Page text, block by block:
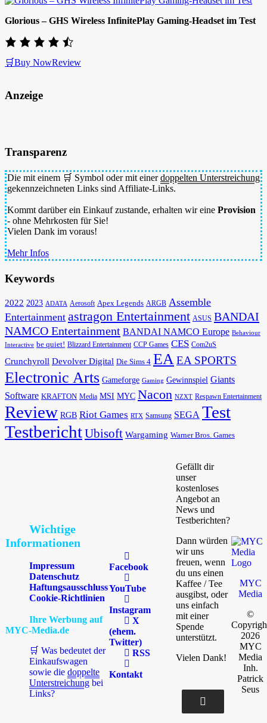
Glorious – GHS Wireless InfinitePlay Gaming-Headset im Test
🛒Buy NowReview
Anzeige
Transparenz
Die mit einem 🛒 Symbol oder mit einerdoppelten Unterstreichung
gekennzeichneten Links sind Affiliate-Links.
Kommt darüber ein Einkauf zustande, erhalten wir eine Provision
- ohne Mehrkosten für Sie!
Vielen Dank im voraus!
Mehr Infos
Keywords
2022 2023 ADATA Aerosoft Apex Legends ARGB Assemble
Entertainment astragon Entertainment ASUS BANDAI
NAMCO Entertainment BANDAI NAMCO Europe Behaviour
Interactive be quiet! Blizzard Entertainment CCP Games CES Com2uS
Crunchyroll Devolver Digital Die Sims 4 EAEA SPORTS
Electronic Arts Gameforge Gaming Gewinnspiel Giants
Software KRAFTON Media MSI MYC Nacon NZXT Respawn Entertainment
Review RGB Riot Games RTX Samsung SEGA Test
TestberichtUbisoft Wargaming Warner Bros. Games
Wichtige
Informationen
Impressum
Datenschutz
Haftungsausschluss
Cookie-Richtlinien
Ihre Werbung auf
MYC-Media.de
🛒 Was bedeutet der
Einkaufswagen
sowie die doppelte
Unterstreichung bei
Links?
Facebook
YouTube
Instagram
X
(ehem.
Twitter)
RSS
Kontakt
Gefällt dir
unser
kostenloses
Angebot an
News und
Testberichten?
Dann würden
wir uns
freuen, wenn
du uns einen
Kaffee / Tee
ausgibst, oder
uns einfach
mit einer
Spende
unterstützt.
Vielen Dank!
MYC
Media
©
2026
MYC
Media
Inh.
Patrick
Seus